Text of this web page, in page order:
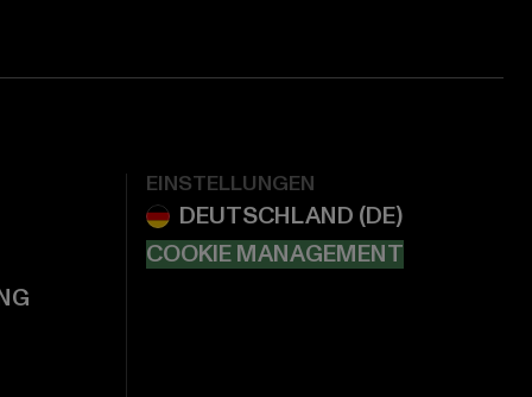
EINSTELLUNGEN
COOKIE MANAGEMENT